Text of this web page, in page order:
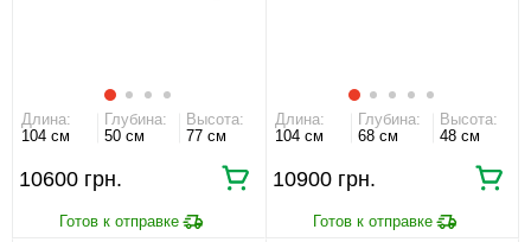
Длина:
104 см
Глубина:
50 см
Высота:
77 см
10600 грн.
Длина:
104 см
Глубина:
68 см
Высота:
48 см
10900 грн.